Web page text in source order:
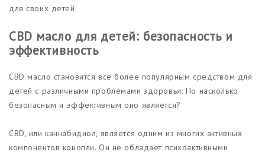
для своих детей.
CBD масло для детей: безопасность и
эффективность
CBD масло становится все более популярным средством для
детей с различными проблемами здоровья. Но насколько
безопасным и эффективным оно является?
CBD, или каннабидиол, является одним из многих активных
компонентов конопли. Он не обладает психоактивными